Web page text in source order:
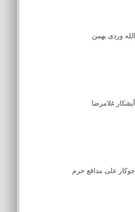
الله وردی بهمن
آبشکار غلامرضا
جوکار علی مدافع حرم